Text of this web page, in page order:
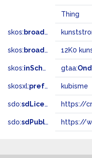
Thing
skos: broader
skos: broadMatch 12K0
skos:inScheme gtaa:
skosxl:prefLabel kubisme
sdo:sdLicense
sdo:sdPublisher https://